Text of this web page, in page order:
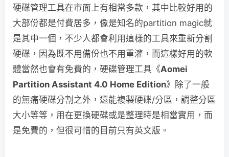
硬碟管理工具在市面上有相當多款，其中比較好用的
大部份都是付費居多，像是知名的partition magic就
是其中一個，不少人都會利用這樣的工具來重新分割
硬碟，因為既不用備份也不用重灌，而這樣好用的軟
體當然也會有免費的，硬碟管理工具《Aomei
Partition Assistant 4.0 Home Edition》除了一般
的無痛硬碟分割之外，還能複製硬碟/分區，調整分區
大小等等，用在更換硬碟或是整理時是相當實用，而
是免費的，但很可惜的目前只有英文版。